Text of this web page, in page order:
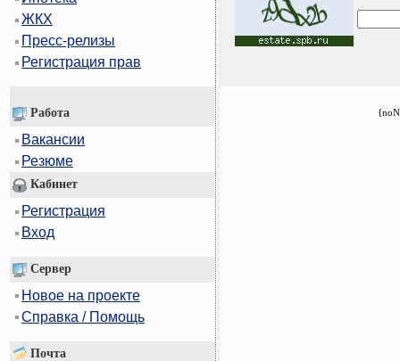
ЖКХ
Пресс-релизы
Регистрация прав
Работа
Вакансии
Резюме
Кабинет
Регистрация
Вход
Сервер
Новое на проекте
Справка / Помощь
Почта